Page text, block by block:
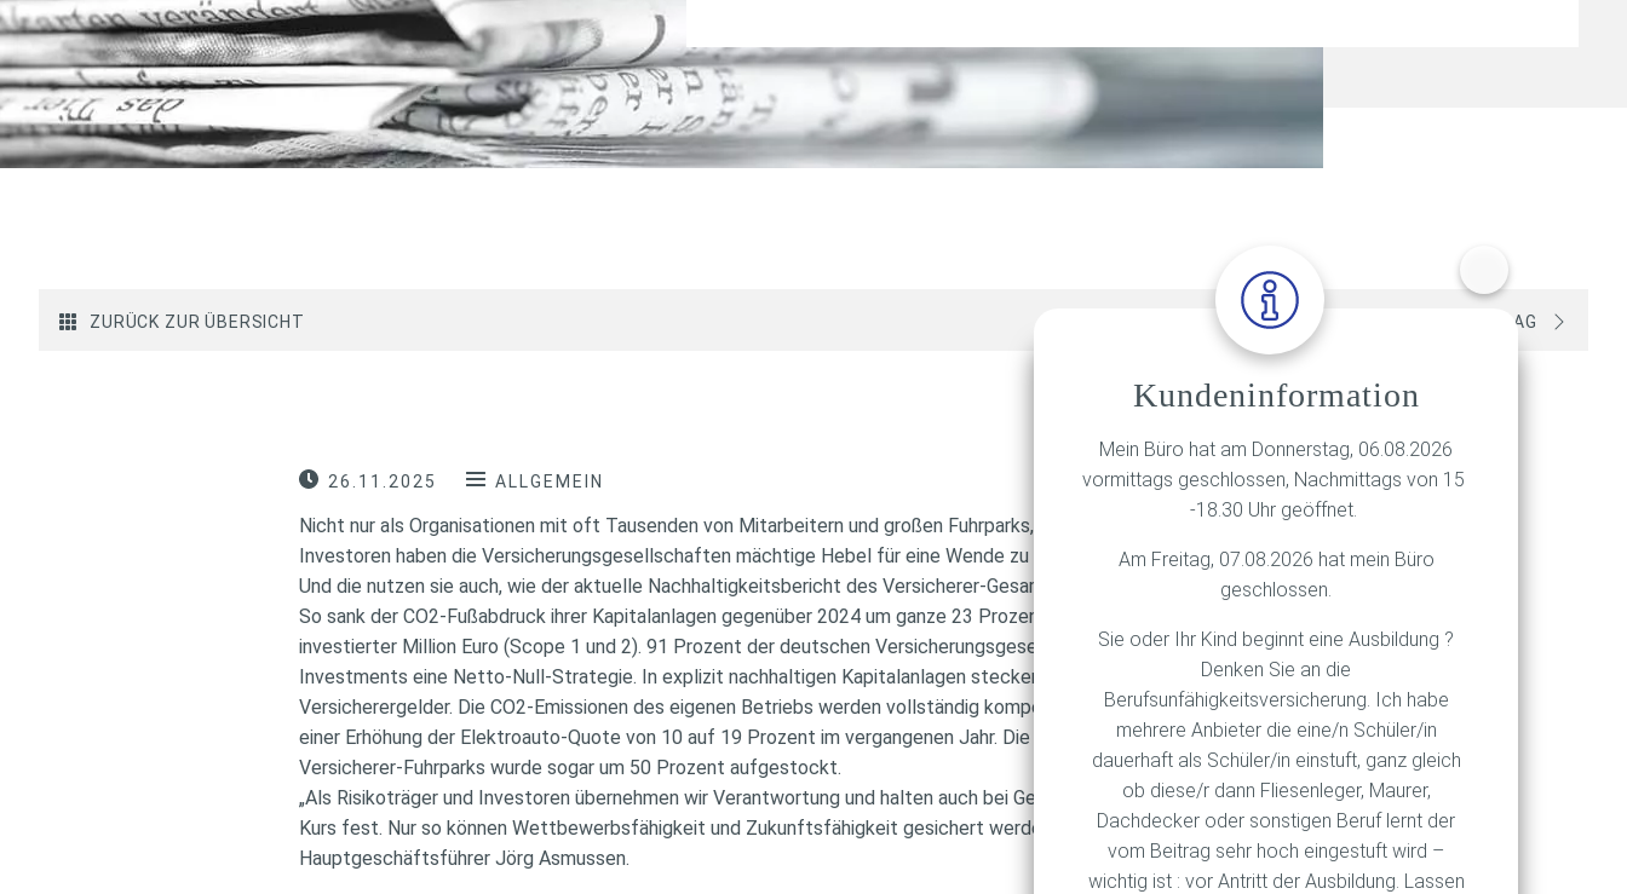
ZURÜCK ZUR ÜBERSICHT VORIGER BEITRAG NÄCHSTER BEITRAG
26.11.2025 ALLGEMEIN
Nicht nur als Organisationen mit oft Tausenden von Mitarbeitern und großen Fuhrparks, sondern auch und vor allem als
Investoren haben die Versicherungsgesellschaften mächtige Hebel für eine Wende zu mehr Nachhaltigkeit an der Hand.
Und die nutzen sie auch, wie der aktuelle Nachhaltigkeitsbericht des Versicherer-Gesamtverbands GDV zeigt.
So sank der CO2-Fußabdruck ihrer Kapitalanlagen gegenüber 2024 um ganze 23 Prozent auf nunmehr 47 Tonnen pro
investierter Million Euro (Scope 1 und 2). 91 Prozent der deutschen Versicherungsgesellschaften verfolgen mit ihren
Investments eine Netto-Null-Strategie. In explizit nachhaltigen Kapitalanlagen stecken derzeit etwa zehn Prozent der
Versicherergelder. Die CO2-Emissionen des eigenen Betriebs werden vollständig kompensiert – und sinken auch dank
einer Erhöhung der Elektroauto-Quote von 10 auf 19 Prozent im vergangenen Jahr. Die E-Ladeinfrastruktur für die
Versicherer-Fuhrparks wurde sogar um 50 Prozent aufgestockt.
„Als Risikoträger und Investoren übernehmen wir Verantwortung und halten auch bei Gegenwind strategisch an diesem
Kurs fest. Nur so können Wettbewerbsfähigkeit und Zukunftsfähigkeit gesichert werden“, unterstreicht GDV-
Hauptgeschäftsführer Jörg Asmussen.
Kundeninformation
Mein Büro hat am Donnerstag, 06.08.2026
vormittags geschlossen, Nachmittags von 15
-18.30 Uhr geöffnet.
Am Freitag, 07.08.2026 hat mein Büro
geschlossen.
Sie oder Ihr Kind beginnt eine Ausbildung ?
Denken Sie an die
Berufsunfähigkeitsversicherung. Ich habe
mehrere Anbieter die eine/n Schüler/in
dauerhaft als Schüler/in einstuft, ganz gleich
ob diese/r dann Fliesenleger, Maurer,
Dachdecker oder sonstigen Beruf lernt der
vom Beitrag sehr hoch eingestuft wird –
wichtig ist : vor Antritt der Ausbildung. Lassen